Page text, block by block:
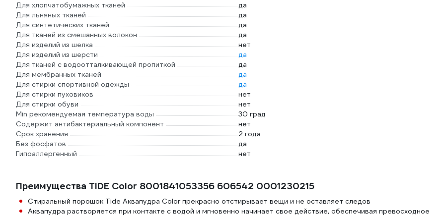
Для хлопчатобумажных тканей
да
Для льняных тканей
да
Для синтетических тканей
да
Для тканей из смешанных волокон
да
Для изделий из шелка
нет
Для изделий из шерсти
да
Для тканей с водоотталкивающей пропиткой
да
Для мембранных тканей
да
Для стирки спортивной одежды
да
Для стирки пуховиков
нет
Для стирки обуви
нет
Min рекомендуемая температура воды
30 град
Содержит антибактериальный компонент
нет
Срок хранения
2 года
Без фосфатов
да
Гипоаллергенный
нет
Преимущества TIDE Color 8001841053356 606542 0001230215
Стиральный порошок Tide Аквапудра Color прекрасно отстирывает вещи и не оставляет следов
Аквапудра растворяется при контакте с водой и мгновенно начинает свое действие, обеспечивая превосходное